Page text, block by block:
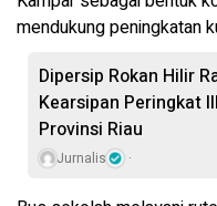
mendukung peningkatan
Dipersip Rokan Hilir
Kearsipan Peringkat
Provinsi Riau
Jurnalis